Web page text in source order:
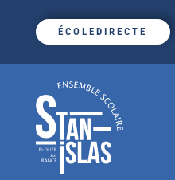
ÉCOLEDIRECTE